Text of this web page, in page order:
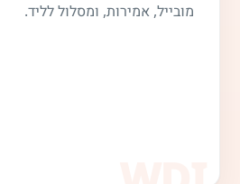
מובייל, אמירות, ומסלול לליד.